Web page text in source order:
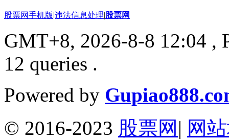
股票网手机版|违法信息处理|股票网
GMT+8, 2026-8-8 12:04 ,
12 queries .
Powered by
© 2016-2023 股票网 | 网